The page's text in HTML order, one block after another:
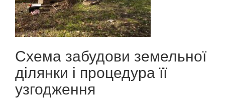
Схема забудови земельної
ділянки і процедура її
узгодження